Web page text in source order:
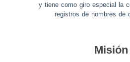
y tiene como giro especial la
registros de nombres de
Misión